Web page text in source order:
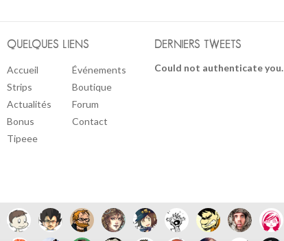
QUELQUES LIENS
Accueil
Strips
Actualités
Bonus
Tipeee
Événements
Boutique
Forum
Contact
DERNIERS TWEETS
Could not authenticate you.